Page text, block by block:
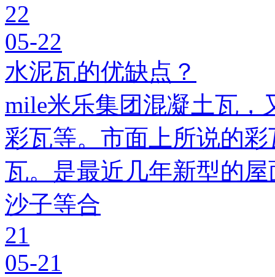
22
05-22
水泥瓦的优缺点？
mile米乐集团混凝土瓦，
彩瓦等。市面上所说的
瓦。是最近几年新型的
沙子等合
21
05-21